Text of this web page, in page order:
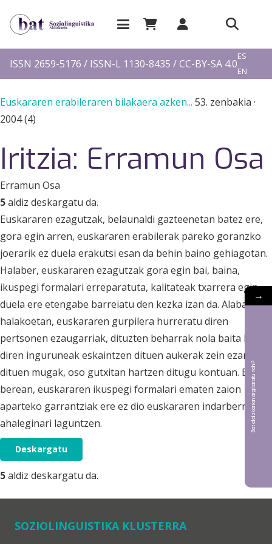
ISSN 2659-5176 / ISSN-L 1130-8435 / CC-BY-SA 4.0
ES
EN
Euskararen erabileraren bilakaera azken... 53. zenbakia ·
2004 (4)
Iritzia: Erramun Osa
Erramun Osa
5aldiz deskargatu da.
Euskararen ezagutzak, belaunaldi gazteenetan batez ere,
gora egin arren, euskararen erabilerak pareko goranzko
joerarik ez duela erakutsi esan da behin baino gehiagotan.
Halaber, euskararen ezagutzak gora egin bai, baina,
ikuspegi formalari erreparatuta, kalitateak txarrera egin
duela ere etengabe barreiatu den kezka izan da. Alabaina,
halakoetan, euskararen gurpilera hurreratu diren
pertsonen ezaugarriak, dituzten beharrak nola baita bizi
diren inguruneak eskaintzen dituen aukerak zein ezartzen
dituen mugak, oso gutxitan hartzen ditugu kontuan. Era
berean, euskararen ikuspegi formalari ematen zaion
aparteko garrantziak ere ez dio euskararen indarberritze
ahaleginari laguntzen.
Deskargatu
5aldiz deskargatu da.
SOZIOLINGUISTIKA KLUSTERRA
→
Bat aldizkarian argitaratu nahi?